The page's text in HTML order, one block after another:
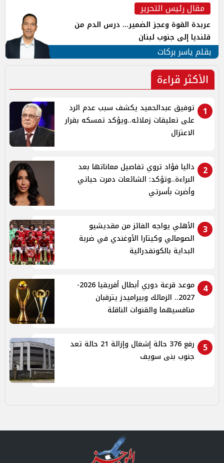
مقال رئيس التحرير
عربدة القوة وعجز الضمير... درس الدم من
قلنديا إلى جنوب لبنان
بقلم ياسر بركات
الأكثر قراءة
1
توفيق عبدالحميد يكشف سبب عدم الرد
على تعليقات زملائه..ويؤكد تمسكه بقرار
الاعتزال
2
داليا فؤاد تروي تفاصيل معاناتها بعد
البراءة..وتؤكد: الشائعات دمرت حياتي
وأضرت بأسرتي
3
الأهلي يواجه الفائز من مقديشيو
الصومالي وكيتارا الأوغندي في ضربة
البداية بالكونفدرالية
4
موعد قرعة دوري أبطال أفريقيا 2026-
2027.. الزمالك وبيراميدز يترقبان
منافسيهما والقنوات الناقلة
5
رفع 376 حالة إشغال وإزالة 21 حالة تعد
جنوب بنى سويف